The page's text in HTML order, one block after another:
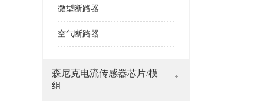
微型断路器
空气断路器
森尼克电流传感器芯片/模
组